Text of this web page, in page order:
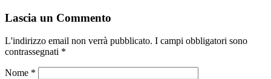
Lascia un Commento
L'indirizzo email non verrà pubblicato. I campi obbligatori sono
contrassegnati *
Nome *